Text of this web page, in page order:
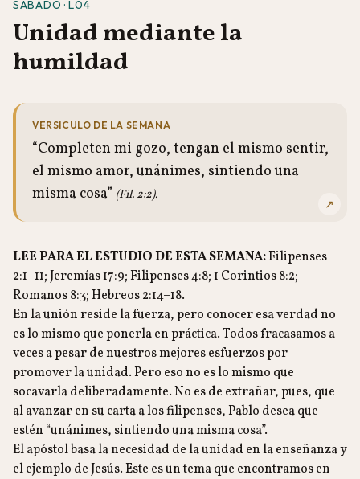
SABADO · L04
Unidad mediante la
humildad
VERSICULO DE LA SEMANA
“Completen mi gozo, tengan el mismo sentir,
el mismo amor, unánimes, sintiendo una
misma cosa” (Fil. 2:2).
↗
LEE PARA EL ESTUDIO DE ESTA SEMANA:Filipenses
2:1–11; Jeremías 17:9; Filipenses 4:8; 1 Corintios 8:2;
Romanos 8:3; Hebreos 2:14–18.
En la unión reside la fuerza, pero conocer esa verdad no
es lo mismo que ponerla en práctica. Todos fracasamos a
veces a pesar de nuestros mejores esfuerzos por
promover la unidad. Pero eso no es lo mismo que
socavarla deliberadamente. No es de extrañar, pues, que
al avanzar en su carta a los filipenses, Pablo desea que
estén “unánimes, sintiendo una misma cosa”.
El apóstol basa la necesidad de la unidad en la enseñanza y
el ejemplo de Jesús. Este es un tema que encontramos en